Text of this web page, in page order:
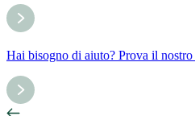
Hai bisogno di aiuto? Prova il